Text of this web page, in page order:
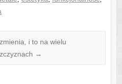
i to na wielu
→